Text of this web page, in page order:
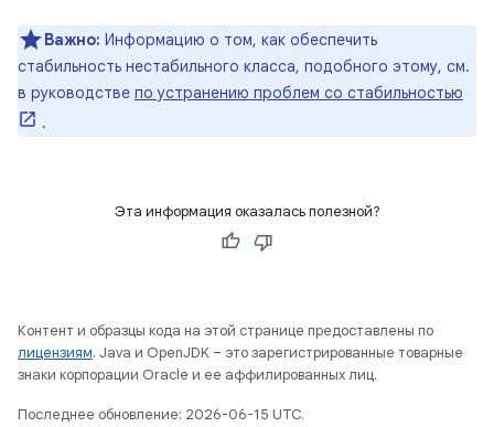
Важно: Информацию о том, как обеспечить
стабильность нестабильного класса, подобного этому, см.
в руководстве по устранению проблем со стабильностью
.
Эта информация оказалась полезной?
Контент и образцы кода на этой странице предоставлены по
лицензиям. Java и OpenJDK – это зарегистрированные товарные
знаки корпорации Oracle и ее аффилированных лиц.
Последнее обновление: 2026-06-15 UTC.